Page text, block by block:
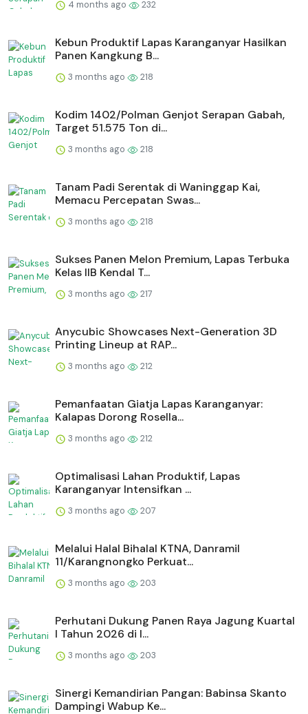
4 months ago 232
⁠Kebun Produktif Lapas Karanganyar Hasilkan
Panen Kangkung B...
3 months ago 218
Kodim 1402/Polman Genjot Serapan Gabah,
Target 51.575 Ton di...
3 months ago 218
Tanam Padi Serentak di Waninggap Kai,
Memacu Percepatan Swas...
3 months ago 218
Sukses Panen Melon Premium, Lapas Terbuka
Kelas IIB Kendal T...
3 months ago 217
Anycubic Showcases Next-Generation 3D
Printing Lineup at RAP...
3 months ago 212
Pemanfaatan Giatja Lapas Karanganyar:
Kalapas Dorong Rosella...
3 months ago 212
Optimalisasi Lahan Produktif, Lapas
Karanganyar Intensifkan ...
3 months ago 207
Melalui Halal Bihalal KTNA, Danramil
11/Karangnongko Perkuat...
3 months ago 203
Perhutani Dukung Panen Raya Jagung Kuartal
I Tahun 2026 di I...
3 months ago 203
Sinergi Kemandirian Pangan: Babinsa Skanto
Dampingi Wabup Ke...